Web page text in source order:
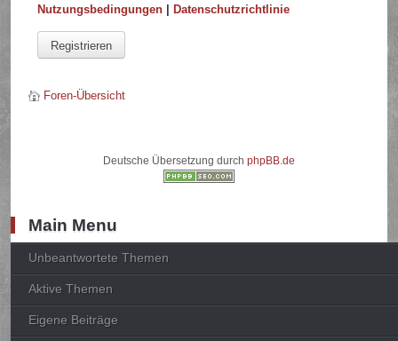
Nutzungsbedingungen |Datenschutzrichtlinie
Registrieren
Foren-Übersicht
Deutsche Übersetzung durch phpBB.de
Main Menu
Unbeantwortete Themen
Aktive Themen
Eigene Beiträge